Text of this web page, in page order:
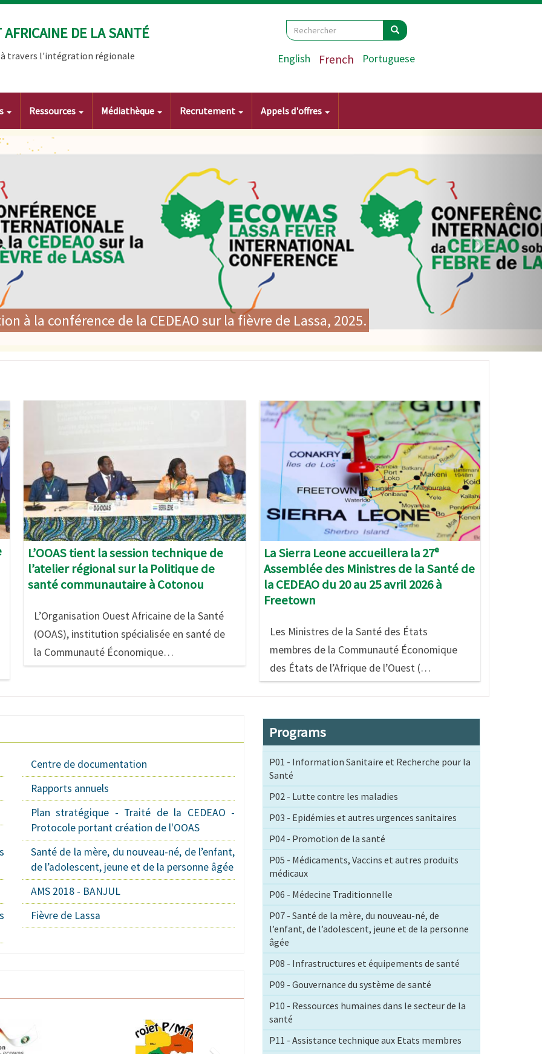
DE LA SANTÉ
travers l'intégration régionale
Search
Rechercher Rechercher
English French Portuguese
Ressources Médiathèque Recrutement
Appels d'offres
de la CEDEAO adoptent une politique régionale historique sur la santé
leur engagement en faveur du renforcement des systèmes de santé
L’OOAS tient la session technique de
l’atelier régional sur la Politique de
santé communautaire à Cotonou
L’Organisation Ouest Africaine de la Santé
(OOAS), institution spécialisée en santé de
la Communauté Économique…
Image
La Sierra Leone accueillera la 27ᵉ
Assemblée des Ministres de la Santé de
la CEDEAO du 20 au 25 avril 2026 à
Freetown
Les Ministres de la Santé des États
membres de la Communauté Économique
des États de l’Afrique de l’Ouest (…
Centre de documentation
Rapports annuels
Plan stratégique - Traité de la CEDEAO -
Protocole portant création de l'OOAS
Santé de la mère, du nouveau-né, de l’enfant,
de l’adolescent, jeune et de la personne âgée
AMS 2018 - BANJUL
Fièvre de Lassa
Programs
P01 - Information Sanitaire et Recherche pour la
Santé
P02 - Lutte contre les maladies
P03 - Epidémies et autres urgences sanitaires
P04 - Promotion de la santé
P05 - Médicaments, Vaccins et autres produits
médicaux
P06 - Médecine Traditionnelle
P07 - Santé de la mère, du nouveau-né, de
l’enfant, de l’adolescent, jeune et de la personne
âgée
P08 - Infrastructures et équipements de santé
P09 - Gouvernance du système de santé
P10 - Ressources humaines dans le secteur de la
santé
P11 - Assistance technique aux Etats membres